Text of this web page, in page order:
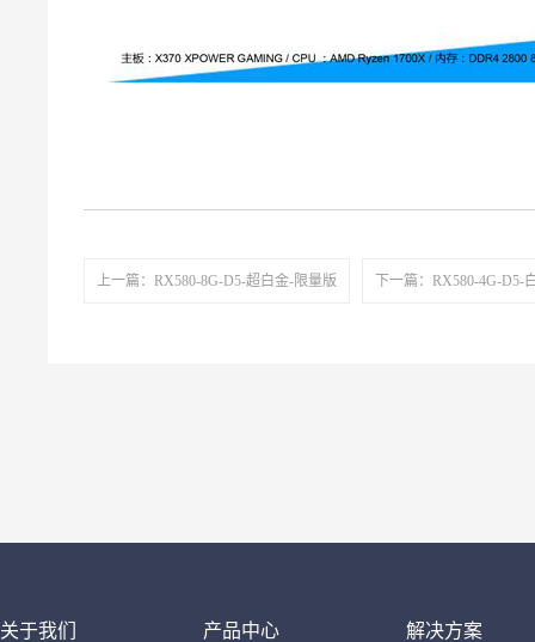
上一篇：RX580-8G-D5-超白金-限量版 下一篇：RX580-4G-D5-
关于我们 产品中心 解决方案